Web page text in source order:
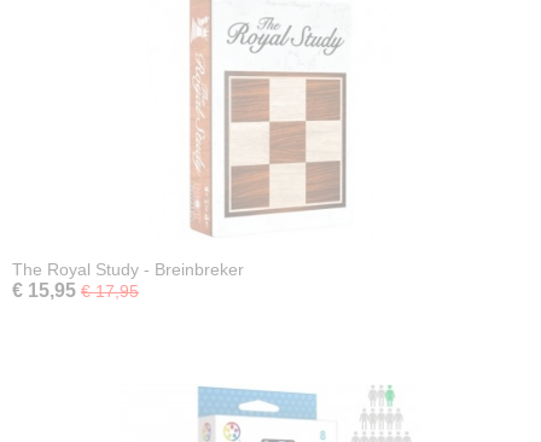
The Royal Study - Breinbreker
€ 15,95 € 17,95